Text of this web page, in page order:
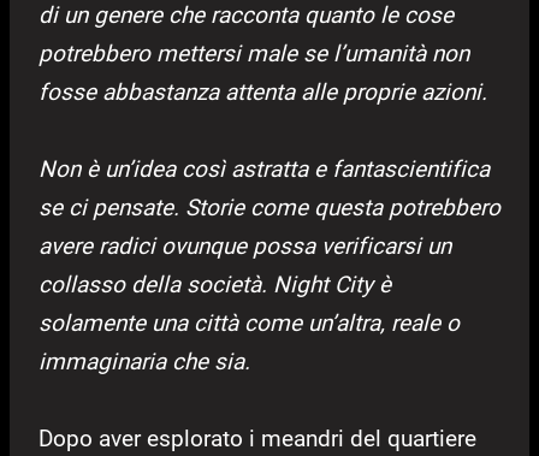
di un genere che racconta quanto le cose
potrebbero mettersi male se l’umanità non
fosse abbastanza attenta alle proprie azioni.
Non è un’idea così astratta e fantascientifica
se ci pensate. Storie come questa potrebbero
avere radici ovunque possa verificarsi un
collasso della società. Night City è
solamente una città come un’altra, reale o
immaginaria che sia.
Dopo aver esplorato i meandri del quartiere